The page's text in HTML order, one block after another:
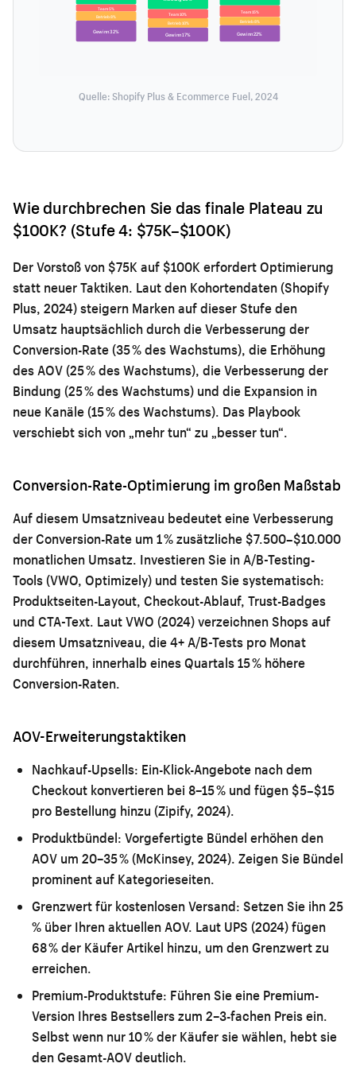
Team 5%
Betrieb 8%
Gewinn 32%
Team 10%
Betrieb 10%
Gewinn 17%
Team 15%
Betrieb 8%
Gewinn 22%
Quelle: Shopify Plus & Ecommerce Fuel, 2024
Wie durchbrechen Sie das finale Plateau zu
$100K? (Stufe 4: $75K–$100K)
Der Vorstoß von $75K auf $100K erfordert Optimierung
statt neuer Taktiken. Laut den Kohortendaten (Shopify
Plus, 2024) steigern Marken auf dieser Stufe den
Umsatz hauptsächlich durch die Verbesserung der
Conversion-Rate (35 % des Wachstums), die Erhöhung
des AOV (25 % des Wachstums), die Verbesserung der
Bindung (25 % des Wachstums) und die Expansion in
neue Kanäle (15 % des Wachstums). Das Playbook
verschiebt sich von „mehr tun“ zu „besser tun“.
Conversion-Rate-Optimierung im großen Maßstab
Auf diesem Umsatzniveau bedeutet eine Verbesserung
der Conversion-Rate um 1 % zusätzliche $7.500–$10.000
monatlichen Umsatz. Investieren Sie in A/B-Testing-
Tools (VWO, Optimizely) und testen Sie systematisch:
Produktseiten-Layout, Checkout-Ablauf, Trust-Badges
und CTA-Text. Laut VWO (2024) verzeichnen Shops auf
diesem Umsatzniveau, die 4+ A/B-Tests pro Monat
durchführen, innerhalb eines Quartals 15 % höhere
Conversion-Raten.
AOV-Erweiterungstaktiken
Nachkauf-Upsells: Ein-Klick-Angebote nach dem
Checkout konvertieren bei 8–15 % und fügen $5–$15
pro Bestellung hinzu (Zipify, 2024).
Produktbündel: Vorgefertigte Bündel erhöhen den
AOV um 20–35 % (McKinsey, 2024). Zeigen Sie Bündel
prominent auf Kategorieseiten.
Grenzwert für kostenlosen Versand: Setzen Sie ihn 25
% über Ihren aktuellen AOV. Laut UPS (2024) fügen
68 % der Käufer Artikel hinzu, um den Grenzwert zu
erreichen.
Premium-Produktstufe: Führen Sie eine Premium-
Version Ihres Bestsellers zum 2–3-fachen Preis ein.
Selbst wenn nur 10 % der Käufer sie wählen, hebt sie
den Gesamt-AOV deutlich.